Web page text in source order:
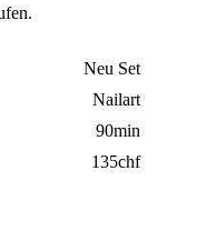
Neu Set
Nailart
90min
135chf